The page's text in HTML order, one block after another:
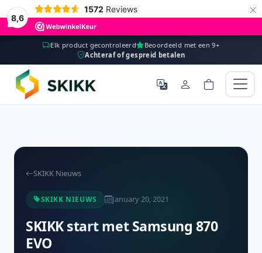
8,6
1572 Reviews ×
Elk product gecontroleerd
Beoordeeld met een 9+
Achteraf of gespreid betalen
SKIKK Nieuws
SKIKK NIEUWS January 20, 2021
SKIKK start met Samsung 870
EVO